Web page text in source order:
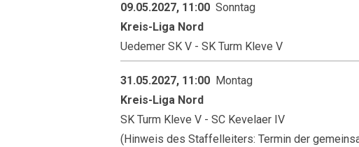
09.05.2027, 11:00 Sonntag
Kreis-Liga Nord
Uedemer SK V - SK Turm Kleve V
31.05.2027, 11:00 Montag
Kreis-Liga Nord
SK Turm Kleve V - SC Kevelaer IV
(Hinweis des Staffelleiters: Termin der